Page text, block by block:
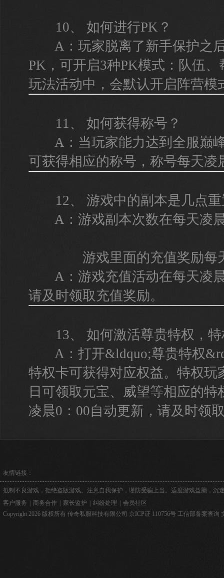
10、 如何进行PK？
A：玩家脱离了新手保护之后
PK，可开启3种PK模式：队伍
玩法活动中，会默认开启阵营模
11、 如何获得称号？
A：当玩家能力达到全服巅
可获得相应的称号，称号每天凌
12、 游戏中的副本是几点重
A：游戏副本次数在每天凌晨
游戏里面的充值奖励每天
A：游戏充值活动在每天凌晨
请及时领取充值奖励。
13、 如何激活尊贵特权，特
A：打开&ldquo;尊贵特权
特权卡可获得对应权益。特权玩
日可领取元宝、威望等相应的
凌晨0：00自动更新，请及时领
友情链接：
抵制不良游戏，拒绝盗版游戏。注意自我保护，谨防受骗上当。适度游戏益脑，沉
客户服务
商务合作 家长监护 纠纷处理
会员社区
Copyright 2026 版权所有 传奇私服科技有限公司 京ICP证 110756号 工信部备案查询